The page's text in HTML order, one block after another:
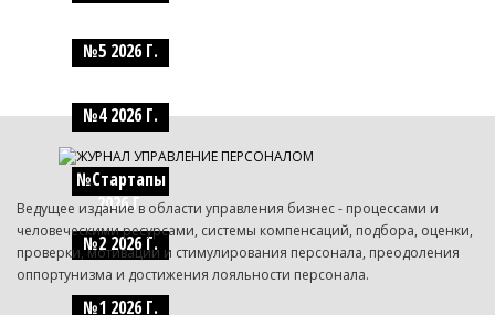
№5 2026 Г.
№4 2026 Г.
№Стартапы
2026 Г.
№2 2026 Г.
№1 2026 Г.
Ведущее издание в области управления бизнес - процессами и
человеческими ресурсами, системы компенсаций, подбора, оценки,
проверки, мотивации и стимулирования персонала, преодоления
оппортунизма и достижения лояльности персонала.